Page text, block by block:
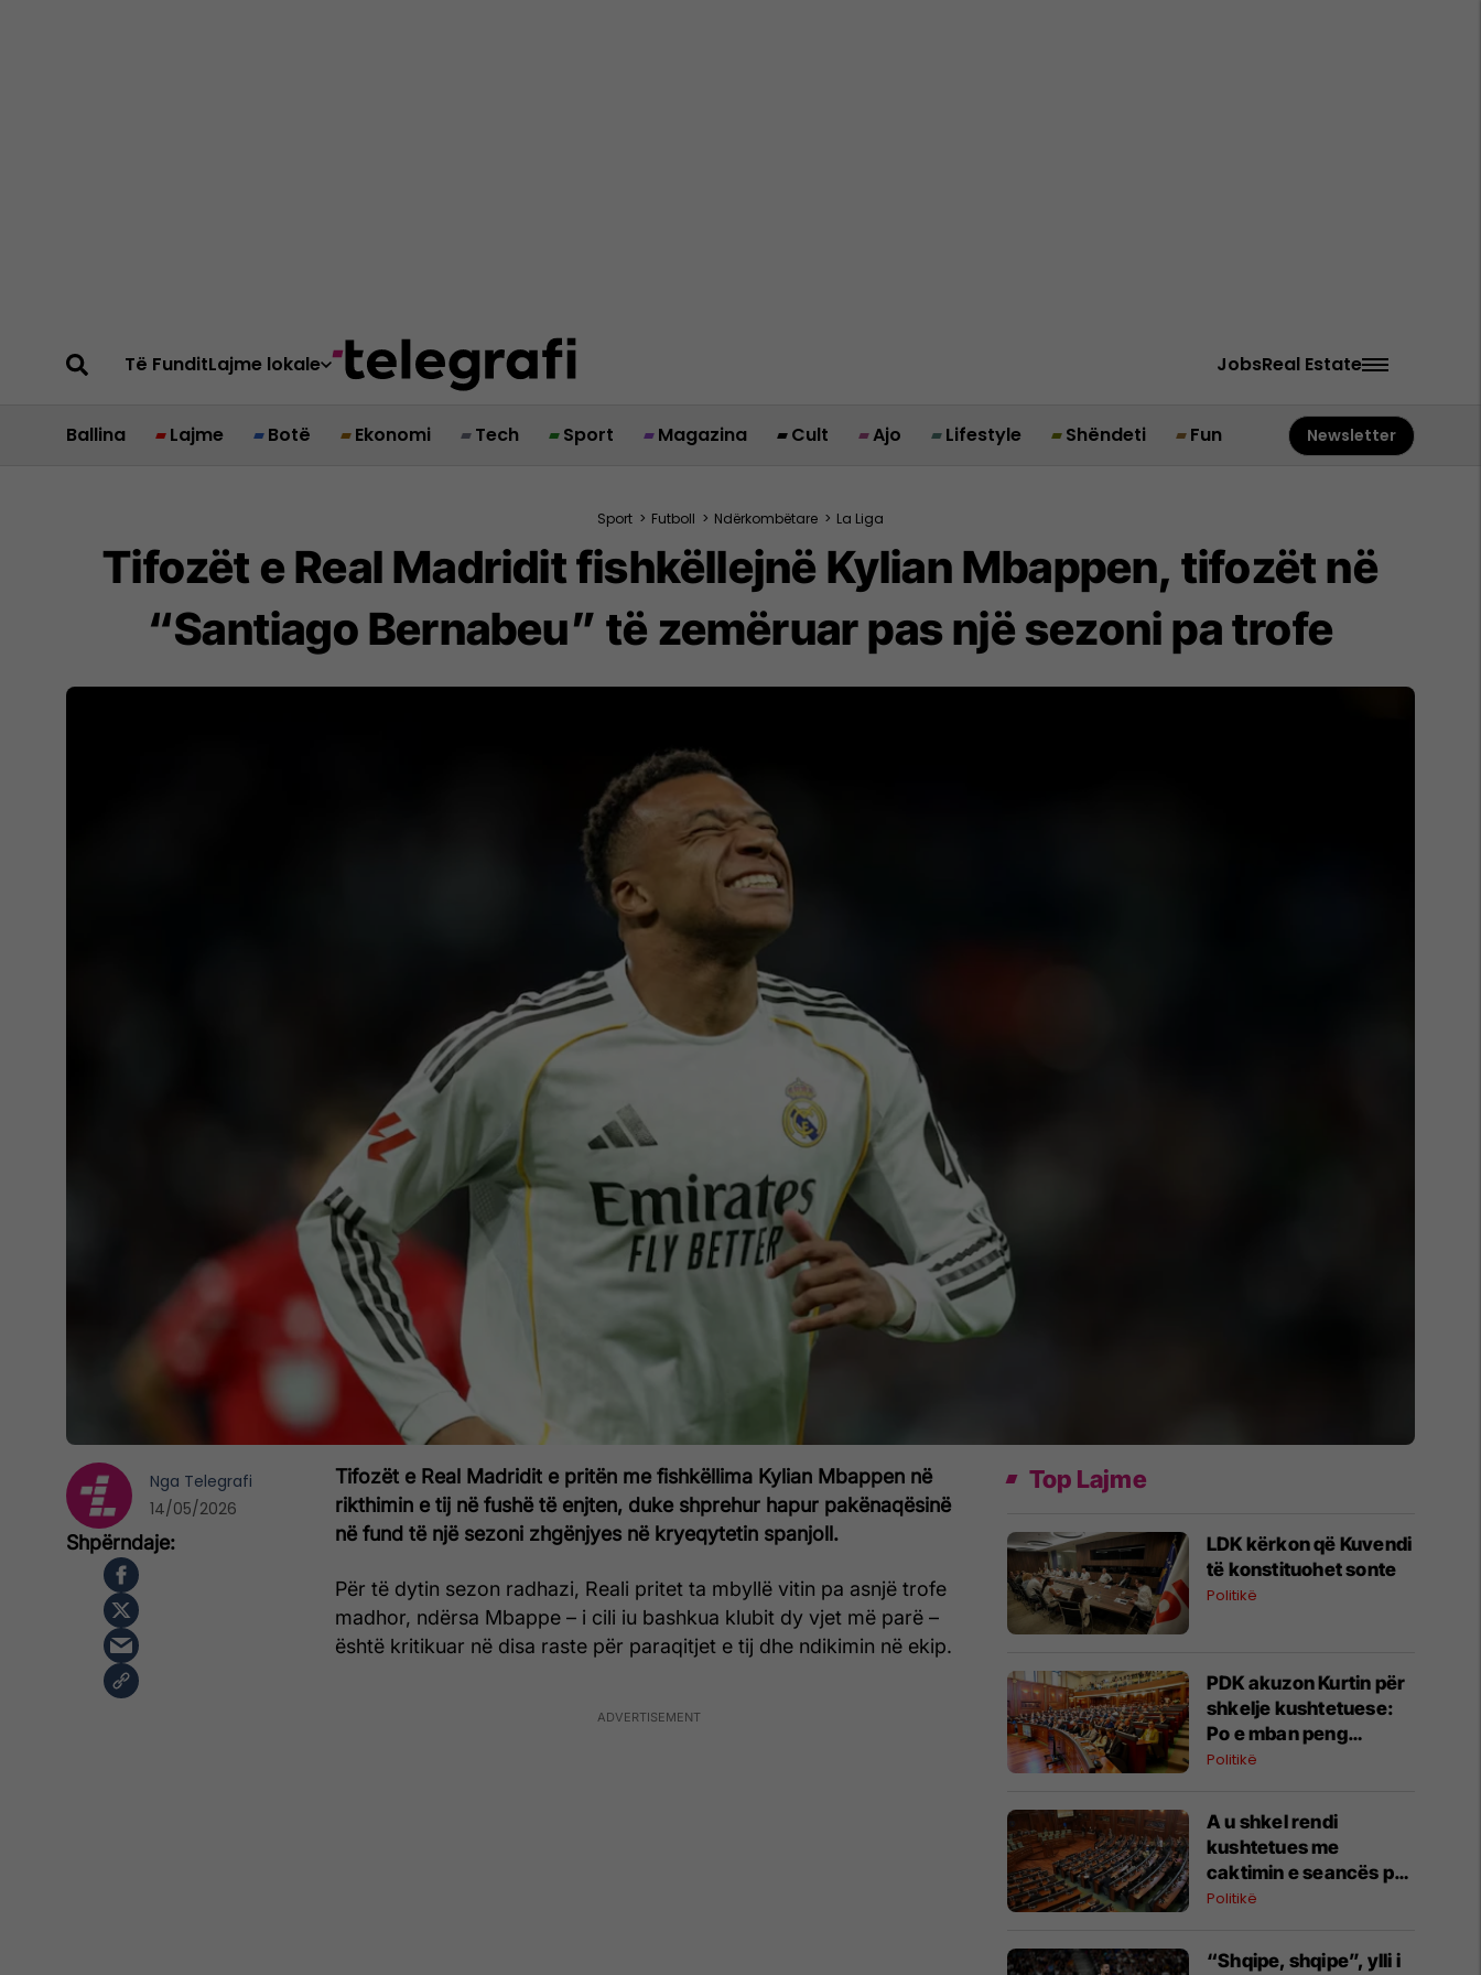
Të FunditLajme lokale JobsReal Estate
Ballina Lajme Botë Ekonomi Tech Sport Magazina Cult Ajo Lifestyle Shëndeti Fun Newsletter
Sport > Futboll > Ndërkombëtare > La Liga
Tifozët e Real Madridit fishkëllejnë Kylian Mbappen, tifozët në
“Santiago Bernabeu” të zemëruar pas një sezoni pa trofe
Tifozët e Real Madridit e pritën me fishkëllima Kylian Mbappen në
rikthimin e tij në fushë të enjten, duke shprehur hapur pakënaqësinë
në fund të një sezoni zhgënjyes në kryeqytetin spanjoll.
Për të dytin sezon radhazi, Reali pritet ta mbyllë vitin pa asnjë trofe
madhor, ndërsa Mbappe – i cili iu bashkua klubit dy vjet më parë –
është kritikuar në disa raste për paraqitjet e tij dhe ndikimin në ekip.
Nga Telegrafi
14/05/2026
Top Lajme
LDK kërkon që Kuvendi
të konstituohet sonte
Politikë
PDK akuzon Kurtin për
shkelje kushtetuese:
Po e mban peng
konstituimin e Kuvendit
Politikë
A u shkel rendi
kushtetues me
caktimin e seancës për
të shtunën?
Politikë
“Shqipe, shqipe”, ylli i